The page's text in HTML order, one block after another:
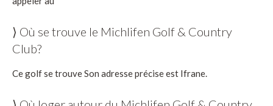
⟩ Où se trouve le Michlifen Golf & Country
Club?
Ce golf se trouve Son adresse précise est Ifrane.